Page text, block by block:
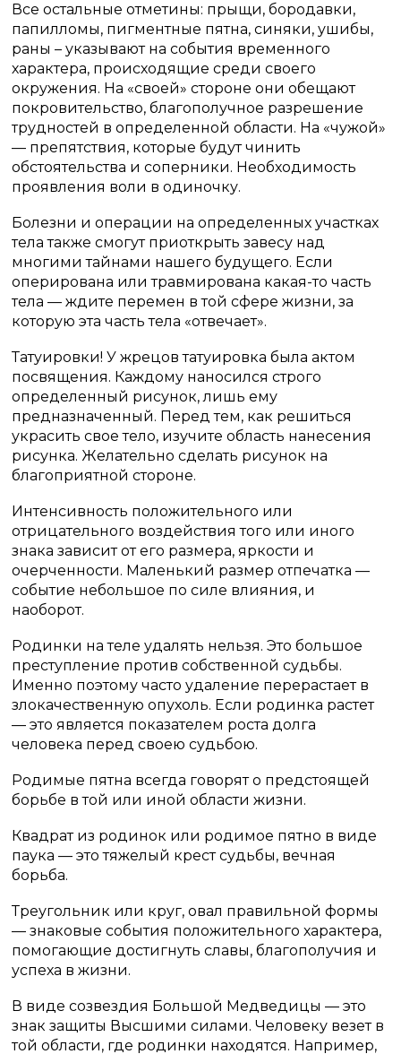
Все остальные отметины: прыщи, бородавки,
папилломы, пигментные пятна, синяки, ушибы,
раны – указывают на события временного
характера, происходящие среди своего
окружения. На «своей» стороне они обещают
покровительство, благополучное разрешение
трудностей в определенной области. На «чужой»
— препятствия, которые будут чинить
обстоятельства и соперники. Необходимость
проявления воли в одиночку.
Болезни и операции на определенных участках
тела также смогут приоткрыть завесу над
многими тайнами нашего будущего. Если
оперирована или травмирована какая-то часть
тела — ждите перемен в той сфере жизни, за
которую эта часть тела «отвечает».
Татуировки! У жрецов татуировка была актом
посвящения. Каждому наносился строго
определенный рисунок, лишь ему
предназначенный. Перед тем, как решиться
украсить свое тело, изучите область нанесения
рисунка. Желательно сделать рисунок на
благоприятной стороне.
Интенсивность положительного или
отрицательного воздействия того или иного
знака зависит от его размера, яркости и
очерченности. Маленький размер отпечатка —
событие небольшое по силе влияния, и
наоборот.
Родинки на теле удалять нельзя. Это большое
преступление против собственной судьбы.
Именно поэтому часто удаление перерастает в
злокачественную опухоль. Если родинка растет
— это является показателем роста долга
человека перед своею судьбою.
Родимые пятна всегда говорят о предстоящей
борьбе в той или иной области жизни.
Квадрат из родинок или родимое пятно в виде
паука — это тяжелый крест судьбы, вечная
борьба.
Треугольник или круг, овал правильной формы
— знаковые события положительного характера,
помогающие достигнуть славы, благополучия и
успеха в жизни.
В виде созвездия Большой Медведицы — это
знак защиты Высшими силами. Человеку везет в
той области, где родинки находятся. Например,